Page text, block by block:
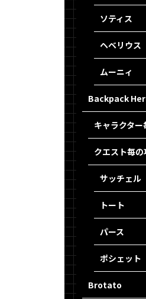
ソティス
ヘベリウス
ムーニィ
Backpack
キャラクタ
クエスト毎の
サッチェル
トート
パース
ポシェット
Brotato